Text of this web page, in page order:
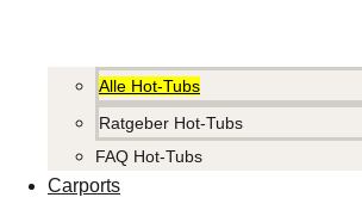
Alle Hot-Tubs
Ratgeber Hot-Tubs
FAQ Hot-Tubs
Carports